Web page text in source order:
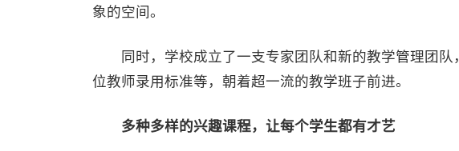
象的空间。
同时，学校成立了一支专家团队和新的教学管理团队
位教师录用标准等，朝着超一流的教学班子前进。
多种多样的兴趣课程，让每个学生都有才艺